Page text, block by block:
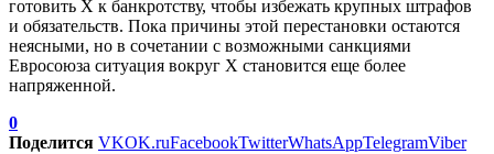
готовить X к банкротству, чтобы избежать крупных штрафов
и обязательств. Пока причины этой перестановки остаются
неясными, но в сочетании с возможными санкциями
Евросоюза ситуация вокруг X становится еще более
напряженной.
0
Поделится VKOK.ruFacebookTwitterWhatsAppTelegramViber